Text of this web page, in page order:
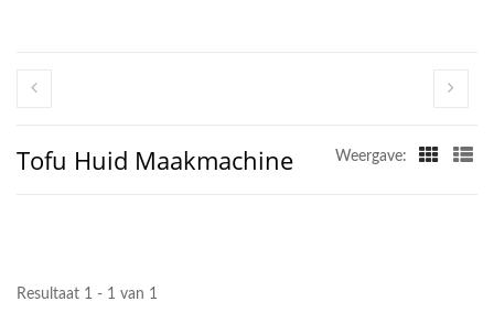
Tofu Huid Maakmachine Weergave:
Resultaat 1 - 1 van 1